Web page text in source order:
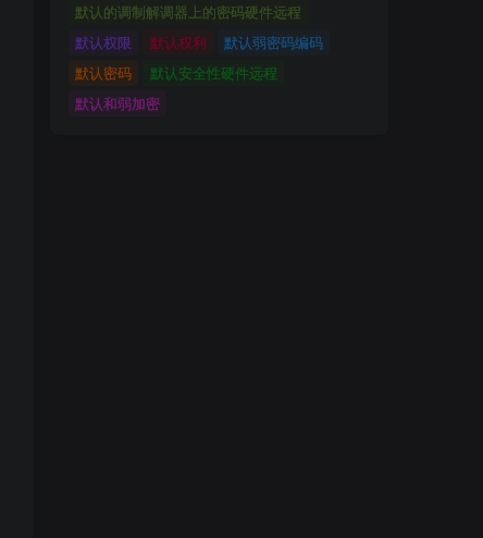
默认的调制解调器上的密码硬件远程
默认权限
默认权利
默认弱密码编码
默认密码
默认安全性硬件远程
默认和弱加密